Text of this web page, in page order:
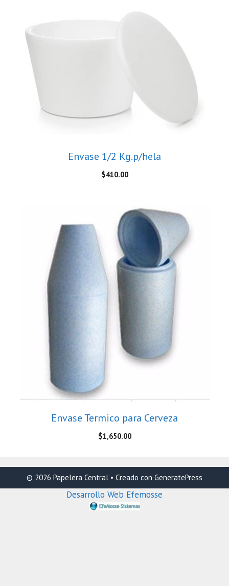
Envase 1/2 Kg.p/hela
$410.00
Envase Termico para Cerveza
$1,650.00
© 2026 Papelera Central • Creado con GeneratePress
Desarrollo Web Efemosse